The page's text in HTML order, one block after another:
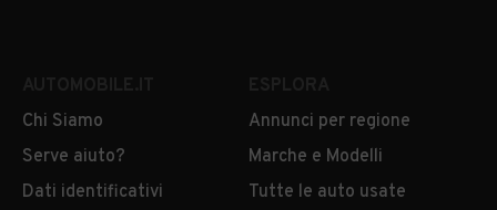
Chi Siamo
Serve aiuto?
Dati identificativi
Annunci per regione
Marche e Modelli
Tutte le auto usate